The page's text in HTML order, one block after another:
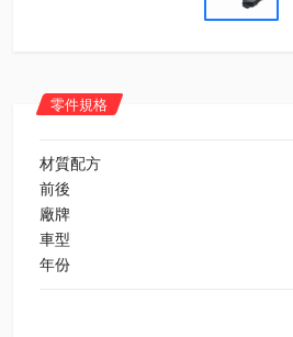
零件規格
材質配方
前後
廠牌
車型
年份